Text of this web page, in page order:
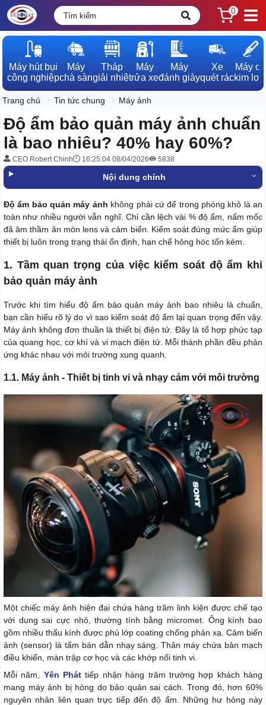
0
Máy hút bụi
công nghiệp
Máy
chà sàn
Tháp
giải nhiệt
Máy
rửa xe
Máy
đánh giày
Xe
quét rác
Máy dò
kim loại
Trang chủ Tin tức chung Máy ảnh
Độ ẩm bảo quản máy ảnh chuẩn
là bao nhiêu? 40% hay 60%?
CEO Robert Chinh 16:25:04 08/04/2026 5838
Nội dung chính
Độ ẩm bảo quản máy ảnh không phải cứ để trong phòng khô là an
toàn như nhiều người vẫn nghĩ. Chỉ cần lệch vài % độ ẩm, nấm mốc
đã âm thầm ăn mòn lens và cảm biến. Kiểm soát đúng mức ẩm giúp
thiết bị luôn trong trạng thái ổn định, hạn chế hỏng hóc tốn kém.
1. Tầm quan trọng của việc kiểm soát độ ẩm khi
bảo quản máy ảnh
Trước khi tìm hiểu độ ẩm bảo quản máy ảnh bao nhiêu là chuẩn,
bạn cần hiểu rõ lý do vì sao kiểm soát độ ẩm lại quan trọng đến vậy.
Máy ảnh không đơn thuần là thiết bị điện tử. Đây là tổ hợp phức tạp
của quang học, cơ khí và vi mạch điện tử. Mỗi thành phần đều phản
ứng khác nhau với môi trường xung quanh.
1.1. Máy ảnh - Thiết bị tinh vi và nhạy cảm với môi trường
Một chiếc máy ảnh hiện đại chứa hàng trăm linh kiện được chế tạo
với dung sai cực nhỏ, thường tính bằng micromet. Ống kính bao
gồm nhiều thấu kính được phủ lớp coating chống phản xạ. Cảm biến
ảnh (sensor) là tấm bán dẫn nhạy sáng. Thân máy chứa bản mạch
điều khiển, màn trập cơ học và các khớp nối tinh vi.
Mỗi năm, Yên Phát tiếp nhận hàng trăm trường hợp khách hàng
mang máy ảnh bị hỏng do bảo quản sai cách. Trong đó, hơn 60%
nguyên nhân liên quan trực tiếp đến độ ẩm. Những hư hỏng này